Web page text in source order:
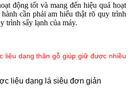
động tốt và mang đến hiệu quả hoạt
cần phải am hiểu thật rõ quy trình
trình sấy lạnh của máy.
liệu dạng thân gỗ giúp giữ được nhiều
liệu dạng lá siêu đơn giản